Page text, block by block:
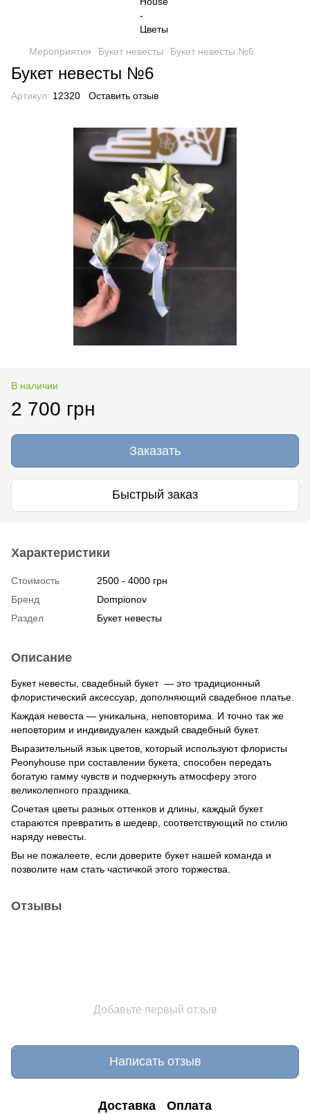
Мероприятия Букет невесты Букет невесты №6
Букет невесты №6
Артикул: 12320 Оставить отзыв
В наличии
2 700 грн
Заказать
Быстрый заказ
Характеристики
Стоимость
2500 - 4000 грн
Бренд
Dompionov
Раздел
Букет невесты
Описание
Букет невесты, свадебный букет — это традиционный
флористический аксессуар, дополняющий свадебное платье.
Каждая невеста — уникальна, неповторима. И точно так же
неповторим и индивидуален каждый свадебный букет.
Выразительный язык цветов, который используют флористы
Peonyhouse при составлении букета, способен передать
богатую гамму чувств и подчеркнуть атмосферу этого
великолепного праздника.
Сочетая цветы разных оттенков и длины, каждый букет
стараются превратить в шедевр, соответствующий по стилю
наряду невесты.
Вы не пожалеете, если доверите букет нашей команда и
позволите нам стать частичкой этого торжества.
Отзывы
Добавьте первый отзыв
Написать отзыв
Доставка Оплата